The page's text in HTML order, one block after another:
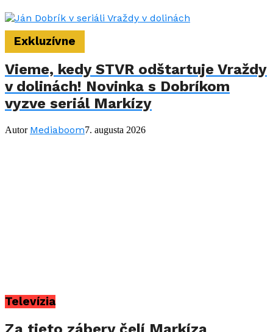
Exkluzívne
Vieme, kedy STVR odštartuje Vraždy
v dolinách! Novinka s Dobríkom
vyzve seriál Markízy
Autor Mediaboom7. augusta 2026
Televízia